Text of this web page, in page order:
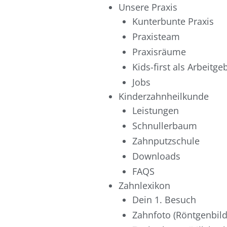
Unsere Praxis
Kunterbunte Praxis
Praxisteam
Praxisräume
Kids-first als
Jobs
Kinderzahnheilkunde
Leistungen
Schnullerbaum
Zahnputzschule
Downloads
FAQS
Zahnlexikon
Dein 1. Besuch
Zahnfoto